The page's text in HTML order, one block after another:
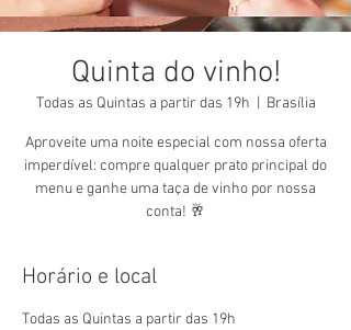
Quinta do vinho!
Todas as Quintas a partir das 19h Brasília
Aproveite uma noite especial com nossa oferta
imperdível: compre qualquer prato principal do
menu e ganhe uma taça de vinho por nossa
conta! 🥂
Horário e local
Todas as Quintas a partir das 19h